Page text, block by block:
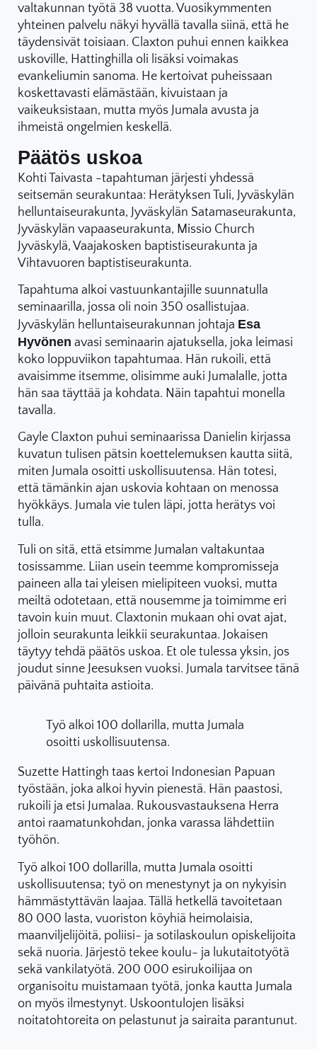
valtakunnan työtä 38 vuotta. Vuosikymmenten
yhteinen palvelu näkyi hyvällä tavalla siinä, että he
täydensivät toisiaan. Claxton puhui ennen kaikkea
uskoville, Hattinghilla oli lisäksi voimakas
evankeliumin sanoma. He kertoivat puheissaan
koskettavasti elämästään, kivuistaan ja
vaikeuksistaan, mutta myös Jumala avusta ja
ihmeistä ongelmien keskellä.
Päätös uskoa
Kohti Taivasta -tapahtuman järjesti yhdessä
seitsemän seurakuntaa: Herätyksen Tuli, Jyväskylän
helluntaiseurakunta, Jyväskylän Satamaseurakunta,
Jyväskylän vapaaseurakunta, Missio Church
Jyväskylä, Vaajakosken baptistiseurakunta ja
Vihtavuoren baptistiseurakunta.
Tapahtuma alkoi vastuunkantajille suunnatulla
seminaarilla, jossa oli noin 350 osallistujaa.
Jyväskylän helluntaiseurakunnan johtaja Esa
Hyvönen avasi seminaarin ajatuksella, joka leimasi
koko loppuviikon tapahtumaa. Hän rukoili, että
avaisimme itsemme, olisimme auki Jumalalle, jotta
hän saa täyttää ja kohdata. Näin tapahtui monella
tavalla.
Gayle Claxton puhui seminaarissa Danielin kirjassa
kuvatun tulisen pätsin koettelemuksen kautta siitä,
miten Jumala osoitti uskollisuutensa. Hän totesi,
että tämänkin ajan uskovia kohtaan on menossa
hyökkäys. Jumala vie tulen läpi, jotta herätys voi
tulla.
Tuli on sitä, että etsimme Jumalan valtakuntaa
tosissamme. Liian usein teemme kompromisseja
paineen alla tai yleisen mielipiteen vuoksi, mutta
meiltä odotetaan, että nousemme ja toimimme eri
tavoin kuin muut. Claxtonin mukaan ohi ovat ajat,
jolloin seurakunta leikkii seurakuntaa. Jokaisen
täytyy tehdä päätös uskoa. Et ole tulessa yksin, jos
joudut sinne Jeesuksen vuoksi. Jumala tarvitsee tänä
päivänä puhtaita astioita.
Työ alkoi 100 dollarilla, mutta Jumala
osoitti uskollisuutensa.
Suzette Hattingh taas kertoi Indonesian Papuan
työstään, joka alkoi hyvin pienestä. Hän paastosi,
rukoili ja etsi Jumalaa. Rukousvastauksena Herra
antoi raamatunkohdan, jonka varassa lähdettiin
työhön.
Työ alkoi 100 dollarilla, mutta Jumala osoitti
uskollisuutensa; työ on menestynyt ja on nykyisin
hämmästyttävän laajaa. Tällä hetkellä tavoitetaan
80 000 lasta, vuoriston köyhiä heimolaisia,
maanviljelijöitä, poliisi- ja sotilaskoulun opiskelijoita
sekä nuoria. Järjestö tekee koulu- ja lukutaitotyötä
sekä vankilatyötä. 200 000 esirukoilijaa on
organisoitu muistamaan työtä, jonka kautta Jumala
on myös ilmestynyt. Uskoontulojen lisäksi
noitatohtoreita on pelastunut ja sairaita parantunut.